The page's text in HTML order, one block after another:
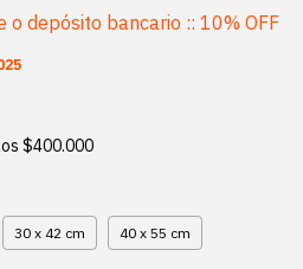
o depósito bancario :: 10% OFF
$400.000
30 x 42 cm 40 x 55 cm